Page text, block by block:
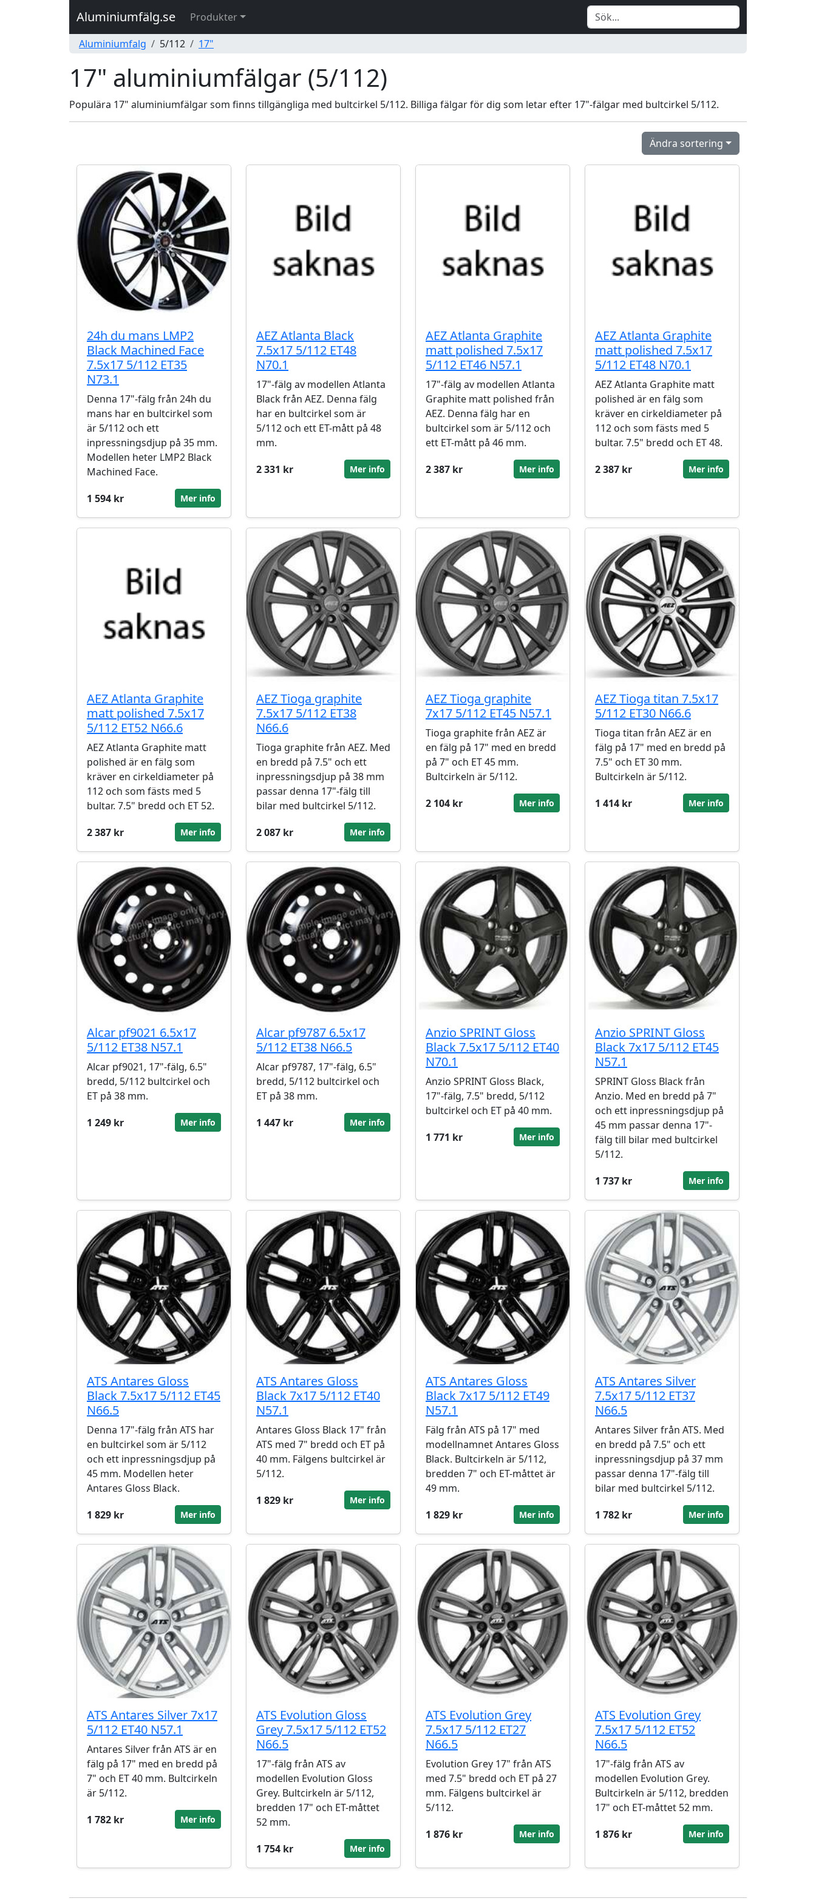
Aluminiumfälg.se
Produkter
Aluminiumfalg
5/112 17"
17" aluminiumfälgar (5/112)
Populära 17" aluminiumfälgar som finns tillgängliga med bultcirkel 5/112. Billiga fälgar för dig som letar efter 17"-fälgar med bultcirkel 5/112.
Ändra sortering
24h du mans LMP2
Black Machined Face
7.5x17 5/112 ET35
N73.1
Denna 17"-fälg från 24h du
mans har en bultcirkel som
är 5/112 och ett
inpressningsdjup på 35 mm.
Modellen heter LMP2 Black
Machined Face.
1 594 kr
Mer info
AEZ Atlanta Black
7.5x17 5/112 ET48
N70.1
17"-fälg av modellen Atlanta
Black från AEZ. Denna fälg
har en bultcirkel som är
5/112 och ett ET-mått på 48
mm.
2 331 kr
Mer info
AEZ Atlanta Graphite
matt polished 7.5x17
5/112 ET46 N57.1
17"-fälg av modellen Atlanta
Graphite matt polished från
AEZ. Denna fälg har en
bultcirkel som är 5/112 och
ett ET-mått på 46 mm.
2 387 kr
Mer info
AEZ Atlanta Graphite
matt polished 7.5x17
5/112 ET48 N70.1
AEZ Atlanta Graphite matt
polished är en fälg som
kräver en cirkeldiameter på
112 och som fästs med 5
bultar. 7.5" bredd och ET 48.
2 387 kr
Mer info
AEZ Atlanta Graphite
matt polished 7.5x17
5/112 ET52 N66.6
AEZ Atlanta Graphite matt
polished är en fälg som
kräver en cirkeldiameter på
112 och som fästs med 5
bultar. 7.5" bredd och ET 52.
2 387 kr
Mer info
AEZ Tioga graphite
7.5x17 5/112 ET38
N66.6
Tioga graphite från AEZ. Med
en bredd på 7.5" och ett
inpressningsdjup på 38 mm
passar denna 17"-fälg till
bilar med bultcirkel 5/112.
2 087 kr
Mer info
AEZ Tioga graphite
7x17 5/112 ET45 N57.1
Tioga graphite från AEZ är
en fälg på 17" med en bredd
på 7" och ET 45 mm.
Bultcirkeln är 5/112.
2 104 kr
Mer info
AEZ Tioga titan 7.5x17
5/112 ET30 N66.6
Tioga titan från AEZ är en
fälg på 17" med en bredd på
7.5" och ET 30 mm.
Bultcirkeln är 5/112.
1 414 kr
Mer info
Alcar pf9021 6.5x17
5/112 ET38 N57.1
Alcar pf9021, 17"-fälg, 6.5"
bredd, 5/112 bultcirkel och
ET på 38 mm.
1 249 kr
Mer info
Alcar pf9787 6.5x17
5/112 ET38 N66.5
Alcar pf9787, 17"-fälg, 6.5"
bredd, 5/112 bultcirkel och
ET på 38 mm.
1 447 kr
Mer info
Anzio SPRINT Gloss
Black 7.5x17 5/112 ET40
N70.1
Anzio SPRINT Gloss Black,
17"-fälg, 7.5" bredd, 5/112
bultcirkel och ET på 40 mm.
1 771 kr
Mer info
Anzio SPRINT Gloss
Black 7x17 5/112 ET45
N57.1
SPRINT Gloss Black från
Anzio. Med en bredd på 7"
och ett inpressningsdjup på
45 mm passar denna 17"-
fälg till bilar med bultcirkel
5/112.
1 737 kr
Mer info
ATS Antares Gloss
Black 7.5x17 5/112 ET45
N66.5
Denna 17"-fälg från ATS har
en bultcirkel som är 5/112
och ett inpressningsdjup på
45 mm. Modellen heter
Antares Gloss Black.
1 829 kr
Mer info
ATS Antares Gloss
Black 7x17 5/112 ET40
N57.1
Antares Gloss Black 17" från
ATS med 7" bredd och ET på
40 mm. Fälgens bultcirkel är
5/112.
1 829 kr
Mer info
ATS Antares Gloss
Black 7x17 5/112 ET49
N57.1
Fälg från ATS på 17" med
modellnamnet Antares Gloss
Black. Bultcirkeln är 5/112,
bredden 7" och ET-måttet är
49 mm.
1 829 kr
Mer info
ATS Antares Silver
7.5x17 5/112 ET37
N66.5
Antares Silver från ATS. Med
en bredd på 7.5" och ett
inpressningsdjup på 37 mm
passar denna 17"-fälg till
bilar med bultcirkel 5/112.
1 782 kr
Mer info
ATS Antares Silver 7x17
5/112 ET40 N57.1
Antares Silver från ATS är en
fälg på 17" med en bredd på
7" och ET 40 mm. Bultcirkeln
är 5/112.
1 782 kr
Mer info
ATS Evolution Gloss
Grey 7.5x17 5/112 ET52
N66.5
17"-fälg från ATS av
modellen Evolution Gloss
Grey. Bultcirkeln är 5/112,
bredden 17" och ET-måttet
52 mm.
1 754 kr
Mer info
ATS Evolution Grey
7.5x17 5/112 ET27
N66.5
Evolution Grey 17" från ATS
med 7.5" bredd och ET på 27
mm. Fälgens bultcirkel är
5/112.
1 876 kr
Mer info
ATS Evolution Grey
7.5x17 5/112 ET52
N66.5
17"-fälg från ATS av
modellen Evolution Grey.
Bultcirkeln är 5/112, bredden
17" och ET-måttet 52 mm.
1 876 kr
Mer info